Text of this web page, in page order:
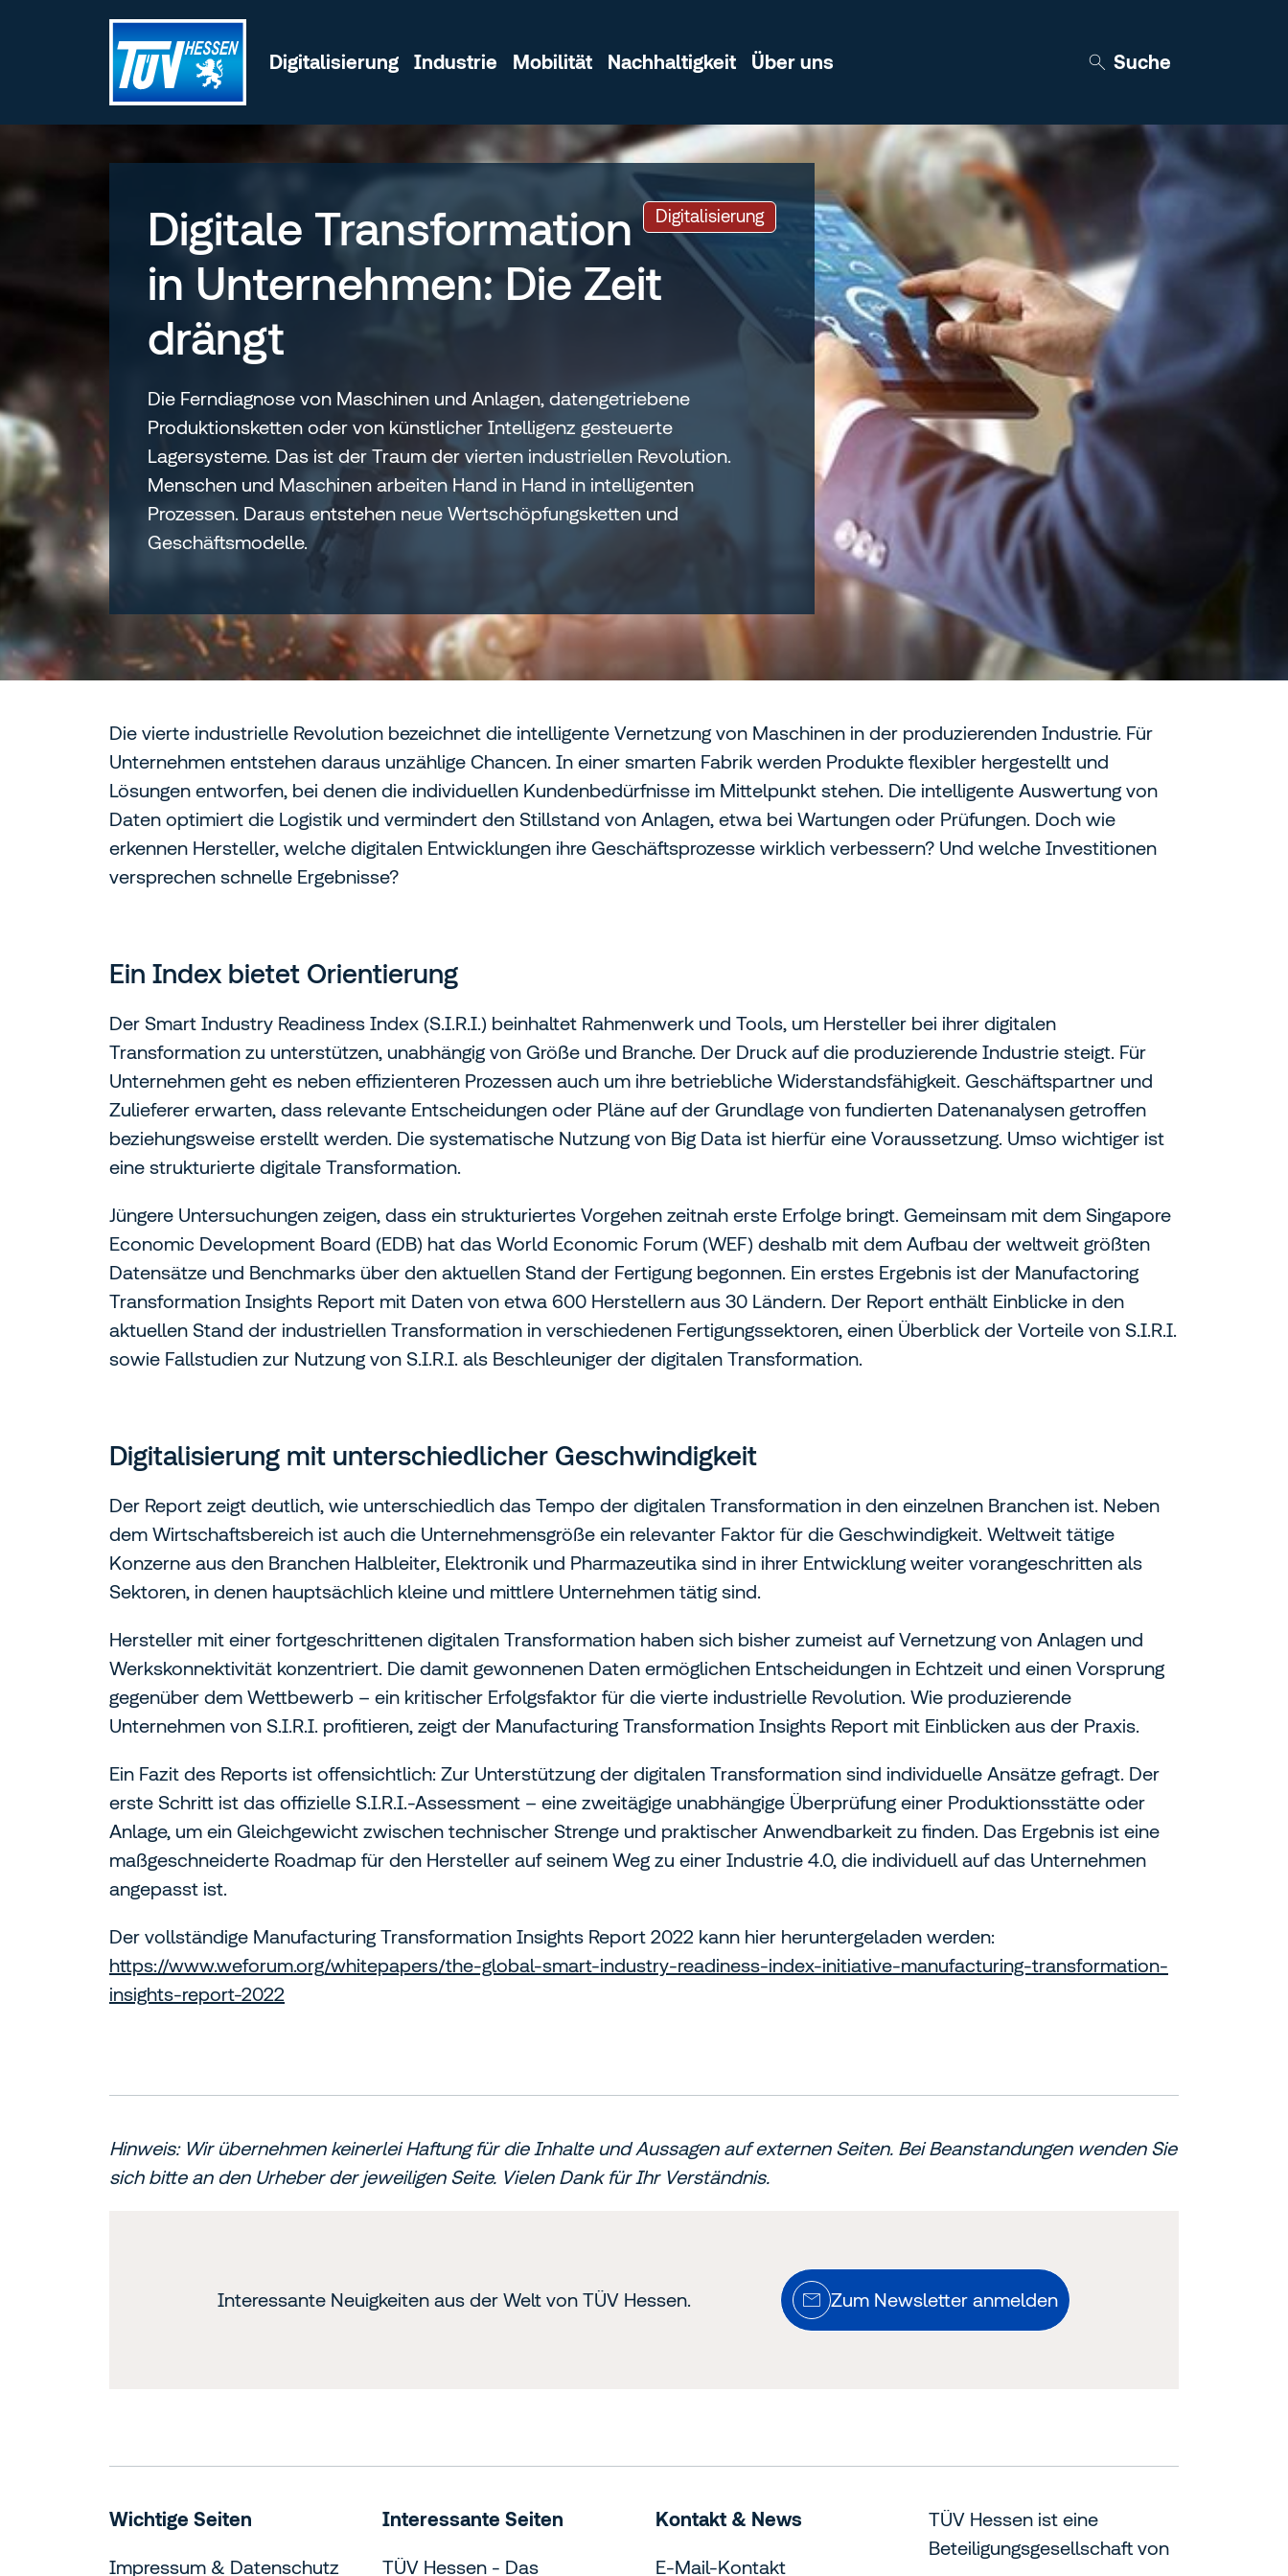
Zum Inhalt wechseln
Suche
Digitalisierung Industrie Mobilität Nachhaltigkeit Über uns
Digitalisierung:
Digitale Transformation
in Unternehmen: Die Zeit
drängt
Die Ferndiagnose von Maschinen und Anlagen, datengetriebene
Produktionsketten oder von künstlicher Intelligenz gesteuerte
Lagersysteme. Das ist der Traum der vierten industriellen Revolution.
Menschen und Maschinen arbeiten Hand in Hand in intelligenten
Prozessen. Daraus entstehen neue Wertschöpfungsketten und
Geschäftsmodelle.
Die vierte industrielle Revolution bezeichnet die intelligente Vernetzung von Maschinen in der produzierenden Industrie. Für
Unternehmen entstehen daraus unzählige Chancen. In einer smarten Fabrik werden Produkte flexibler hergestellt und
Lösungen entworfen, bei denen die individuellen Kundenbedürfnisse im Mittelpunkt stehen. Die intelligente Auswertung von
Daten optimiert die Logistik und vermindert den Stillstand von Anlagen, etwa bei Wartungen oder Prüfungen. Doch wie
erkennen Hersteller, welche digitalen Entwicklungen ihre Geschäftsprozesse wirklich verbessern? Und welche Investitionen
versprechen schnelle Ergebnisse?
Ein Index bietet Orientierung
Der Smart Industry Readiness Index (S.I.R.I.) beinhaltet Rahmenwerk und Tools, um Hersteller bei ihrer digitalen
Transformation zu unterstützen, unabhängig von Größe und Branche. Der Druck auf die produzierende Industrie steigt. Für
Unternehmen geht es neben effizienteren Prozessen auch um ihre betriebliche Widerstandsfähigkeit. Geschäftspartner und
Zulieferer erwarten, dass relevante Entscheidungen oder Pläne auf der Grundlage von fundierten Datenanalysen getroffen
beziehungsweise erstellt werden. Die systematische Nutzung von Big Data ist hierfür eine Voraussetzung. Umso wichtiger ist
eine strukturierte digitale Transformation.
Jüngere Untersuchungen zeigen, dass ein strukturiertes Vorgehen zeitnah erste Erfolge bringt. Gemeinsam mit dem Singapore
Economic Development Board (EDB) hat das World Economic Forum (WEF) deshalb mit dem Aufbau der weltweit größten
Datensätze und Benchmarks über den aktuellen Stand der Fertigung begonnen. Ein erstes Ergebnis ist der Manufactoring
Transformation Insights Report mit Daten von etwa 600 Herstellern aus 30 Ländern. Der Report enthält Einblicke in den
aktuellen Stand der industriellen Transformation in verschiedenen Fertigungssektoren, einen Überblick der Vorteile von S.I.R.I.
sowie Fallstudien zur Nutzung von S.I.R.I. als Beschleuniger der digitalen Transformation.
Digitalisierung mit unterschiedlicher Geschwindigkeit
Der Report zeigt deutlich, wie unterschiedlich das Tempo der digitalen Transformation in den einzelnen Branchen ist. Neben
dem Wirtschaftsbereich ist auch die Unternehmensgröße ein relevanter Faktor für die Geschwindigkeit. Weltweit tätige
Konzerne aus den Branchen Halbleiter, Elektronik und Pharmazeutika sind in ihrer Entwicklung weiter vorangeschritten als
Sektoren, in denen hauptsächlich kleine und mittlere Unternehmen tätig sind.
Hersteller mit einer fortgeschrittenen digitalen Transformation haben sich bisher zumeist auf Vernetzung von Anlagen und
Werkskonnektivität konzentriert. Die damit gewonnenen Daten ermöglichen Entscheidungen in Echtzeit und einen Vorsprung
gegenüber dem Wettbewerb – ein kritischer Erfolgsfaktor für die vierte industrielle Revolution. Wie produzierende
Unternehmen von S.I.R.I. profitieren, zeigt der Manufacturing Transformation Insights Report mit Einblicken aus der Praxis.
Ein Fazit des Reports ist offensichtlich: Zur Unterstützung der digitalen Transformation sind individuelle Ansätze gefragt. Der
erste Schritt ist das offizielle S.I.R.I.-Assessment – eine zweitägige unabhängige Überprüfung einer Produktionsstätte oder
Anlage, um ein Gleichgewicht zwischen technischer Strenge und praktischer Anwendbarkeit zu finden. Das Ergebnis ist eine
maßgeschneiderte Roadmap für den Hersteller auf seinem Weg zu einer Industrie 4.0, die individuell auf das Unternehmen
angepasst ist.
Der vollständige Manufacturing Transformation Insights Report 2022 kann hier heruntergeladen werden:
https://www.weforum.org/whitepapers/the-global-smart-industry-readiness-index-initiative-manufacturing-transformation-
insights-report-2022
Hinweis: Wir übernehmen keinerlei Haftung für die Inhalte und Aussagen auf externen Seiten. Bei Beanstandungen wenden Sie
sich bitte an den Urheber der jeweiligen Seite. Vielen Dank für Ihr Verständnis.
Interessante Neuigkeiten aus der Welt von TÜV Hessen. Zum Newsletter anmelden
Wichtige Seiten
Impressum & Datenschutz
Interessante Seiten
TÜV Hessen - Das
Kontakt & News
E-Mail-Kontakt
TÜV Hessen ist eine
Beteiligungsgesellschaft von